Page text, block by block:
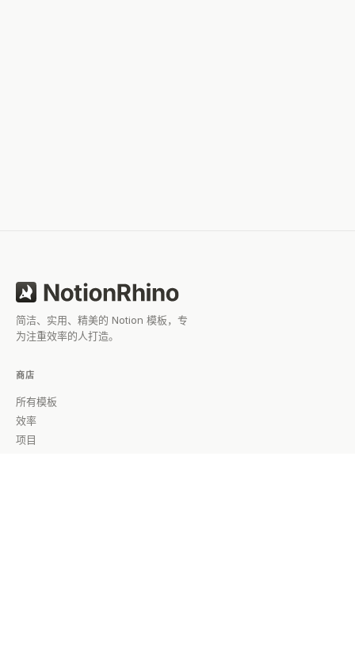
简洁、实用、精美的 Notion 模板，专
为注重效率的人打造。
商店
所有模板
效率
项目